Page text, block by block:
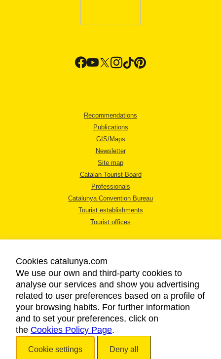
Recommendations
Publications
GIS/Maps
Newsletter
Site map
Catalan Tourist Board
Professionals
Catalunya Convention Bureau
Tourist establishments
Tourist offices
LEGAL NOTICE
PRIVACY POLICY
COOKIES POLICY
ACCESSIBILITY
Cookies catalunya.com
We use our own and third-party cookies to
analyse our services and show you advertising
related to user preferences based on a profile of
your browsing habits. For further information
and to set your preferences, click on
the Cookies Policy Page.
Cookie settings Deny all